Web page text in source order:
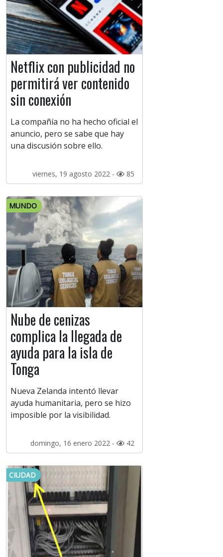
Netflix con publicidad no
permitirá ver contenido
sin conexión
La compañía no ha hecho oficial el
anuncio, pero se sabe que hay
una discusión sobre ello.
viernes, 19 agosto 2022 - 85
MUNDO
Nube de cenizas
complica la llegada de
ayuda para la isla de
Tonga
Nueva Zelanda intentó llevar
ayuda humanitaria, pero se hizo
imposible por la visibilidad.
domingo, 16 enero 2022 - 42
CIUDAD